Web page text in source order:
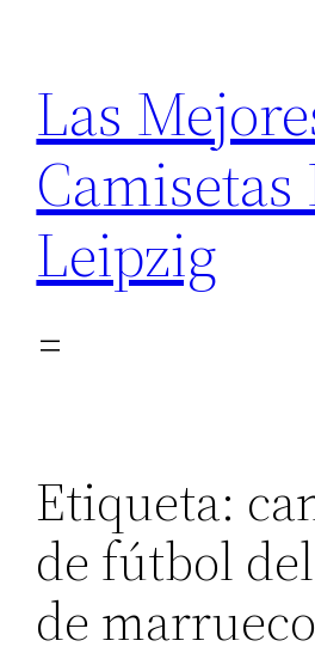
contenido
Las
Leipzig
Etiqueta:
de fútbol
de